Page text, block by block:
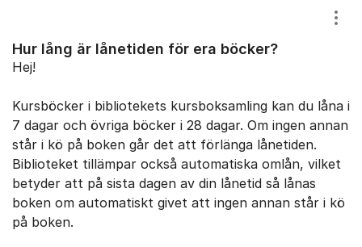
Hur lång är lånetiden för era böcker?
Hej!
Kursböcker i bibliotekets kursboksamling kan du låna i
7 dagar och övriga böcker i 28 dagar. Om ingen annan
står i kö på boken går det att förlänga lånetiden.
Biblioteket tillämpar också automatiska omlån, vilket
betyder att på sista dagen av din lånetid så lånas
boken om automatiskt givet att ingen annan står i kö
på boken.